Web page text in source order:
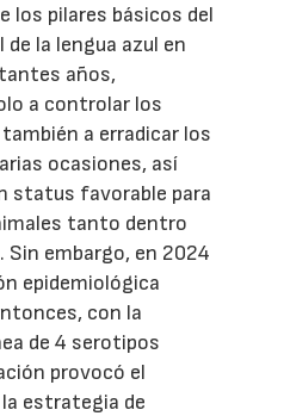
los pilares básicos del
la lengua azul en
años,
a controlar los
a erradicar los
ocasiones, así
status favorable para
tanto dentro
Sin embargo, en 2024
epidemiológica
con la
de 4 serotipos
provocó el
estrategia de